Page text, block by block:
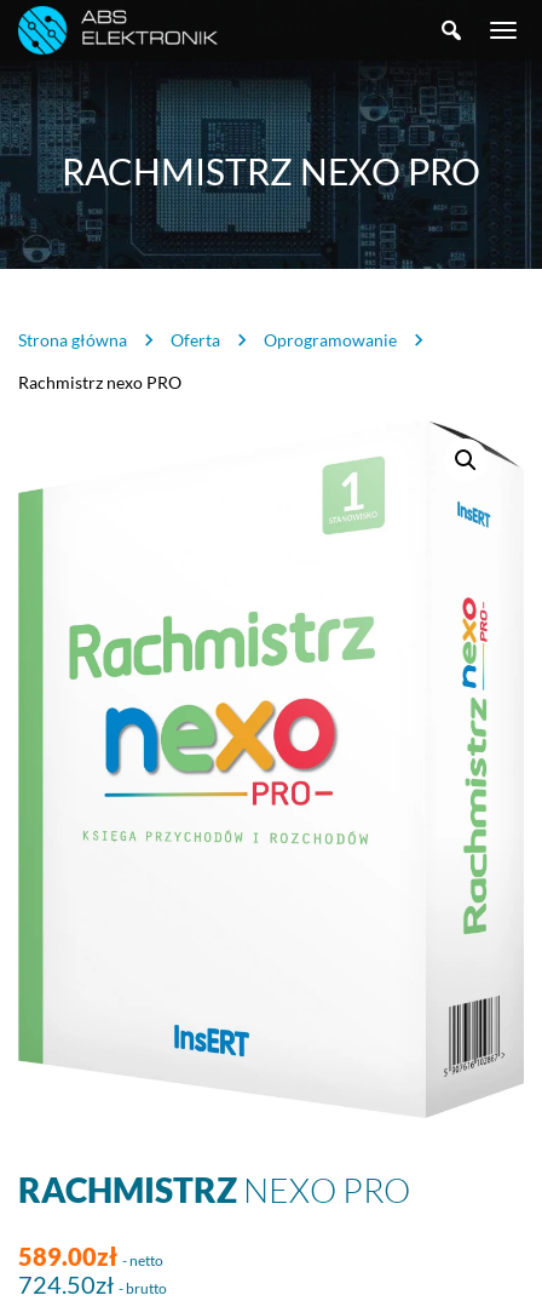
SZUKAJTOGGLE
RACHMISTRZ NEXO PRO
Strona główna Oferta Oprogramowanie
Rachmistrz nexo PRO
RACHMISTRZ NEXO PRO
589.00zł - netto
724.50zł - brutto